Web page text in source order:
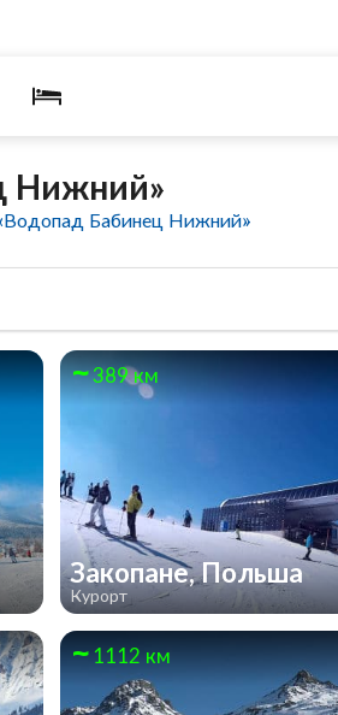
Нижний»
Бабинец Нижний»
389 км
Закопане, Польша
Курорт
1112 км